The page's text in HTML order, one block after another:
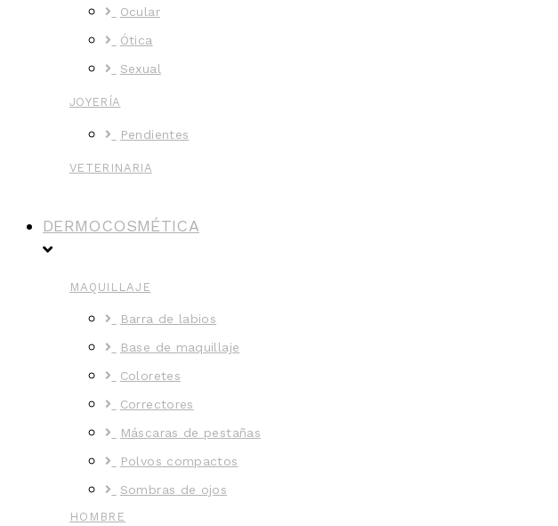
Ocular
Ótica
Sexual
JOYERÍA
Pendientes
VETERINARIA
DERMOCOSMÉTICA
MAQUILLAJE
Barra de labios
Base de maquillaje
Coloretes
Correctores
Máscaras de pestañas
Polvos compactos
Sombras de ojos
HOMBRE